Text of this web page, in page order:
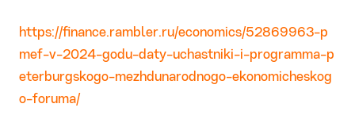
https://finance.rambler.ru/economics/52869963-p
mef-v-2024-godu-daty-uchastniki-i-programma-p
eterburgskogo-mezhdunarodnogo-ekonomicheskog
o-foruma/